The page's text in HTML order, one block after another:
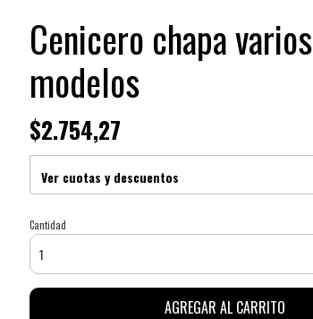
Cenicero chapa varios
modelos
$2.754,27
Ver cuotas y descuentos
Cantidad
AGREGAR AL CARRITO